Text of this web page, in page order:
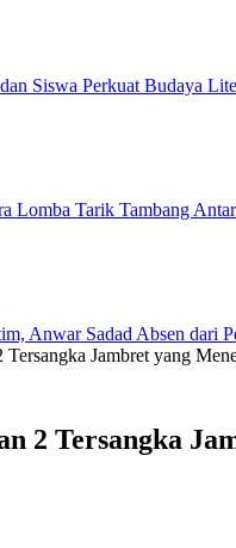
Siswa Perkuat Budaya
Lomba Tarik Tambang
Anwar Sadad Absen dari
Jambret yang
2 Tersangka